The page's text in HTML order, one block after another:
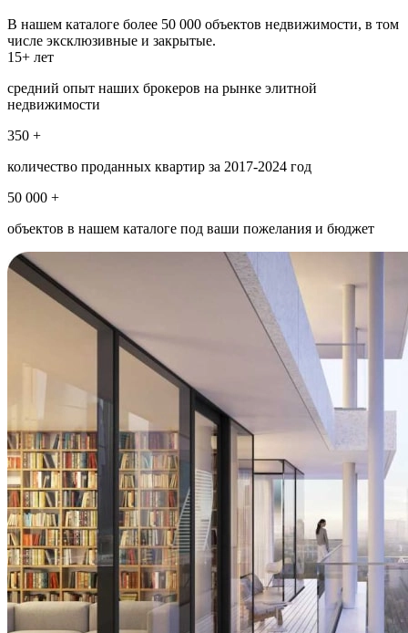
В нашем каталоге более 50 000 объектов недвижимости, в том
числе эксклюзивные и закрытые.
15+ лет
средний опыт наших брокеров на рынке элитной
недвижимости
350 +
количество проданных квартир за 2017-2024 год
50 000 +
объектов в нашем каталоге под ваши пожелания и бюджет